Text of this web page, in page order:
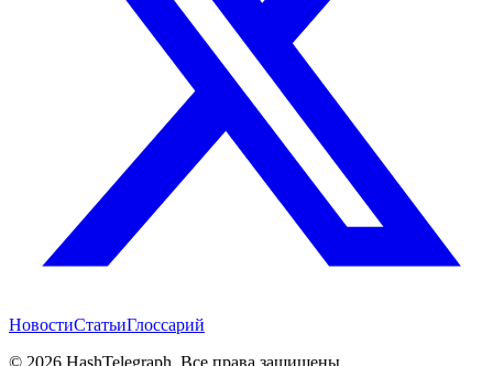
НовостиСтатьиГлоссарий
© 2026 HashTelegraph. Все права защищены.